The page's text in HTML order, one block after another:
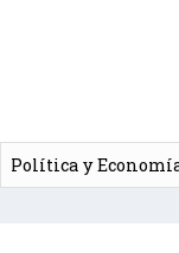
Política y